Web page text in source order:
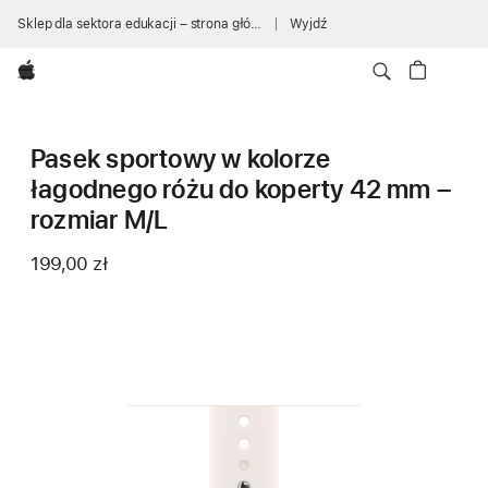
Sklep dla sektora edukacji – strona główna Wyjdź
Apple
Pasek sportowy w kolorze
łagodnego różu do koperty 42 mm –
rozmiar M/L
199,00 zł